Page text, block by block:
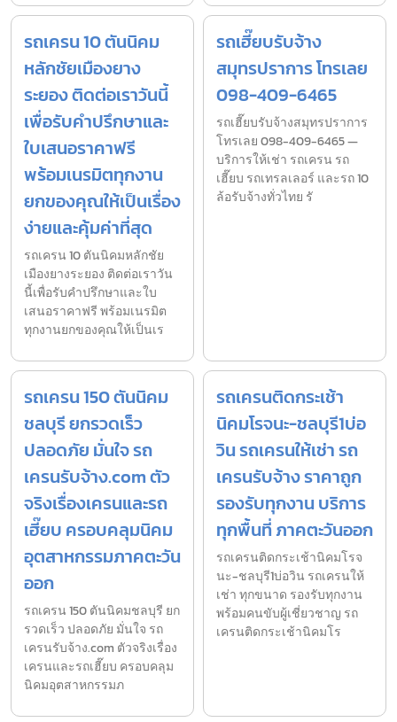
รถเครน 10 ตันนิคม
หลักชัยเมืองยาง
ระยอง ติดต่อเราวันนี้
เพื่อรับคำปรึกษาและ
ใบเสนอราคาฟรี
พร้อมเนรมิตทุกงาน
ยกของคุณให้เป็นเรื่อง
ง่ายและคุ้มค่าที่สุด
รถเครน 10 ตันนิคมหลักชัย
เมืองยางระยอง ติดต่อเราวัน
นี้เพื่อรับคำปรึกษาและใบ
เสนอราคาฟรี พร้อมเนรมิต
ทุกงานยกของคุณให้เป็นเร
รถเฮี๊ยบรับจ้าง
สมุทรปราการ โทรเลย
098-409-6465
รถเฮี๊ยบรับจ้างสมุทรปราการ
โทรเลย 098-409-6465 —
บริการให้เช่า รถเครน รถ
เฮี๊ยบ รถเทรลเลอร์ และรถ 10
ล้อรับจ้างทั่วไทย รั
รถเครน 150 ตันนิคม
ชลบุรี ยกรวดเร็ว
ปลอดภัย มั่นใจ รถ
เครนรับจ้าง.com ตัว
จริงเรื่องเครนและรถ
เฮี๊ยบ ครอบคลุมนิคม
อุตสาหกรรมภาคตะวัน
ออก
รถเครน 150 ตันนิคมชลบุรี ยก
รวดเร็ว ปลอดภัย มั่นใจ รถ
เครนรับจ้าง.com ตัวจริงเรื่อง
เครนและรถเฮี๊ยบ ครอบคลุม
นิคมอุตสาหกรรมภ
รถเครนติดกระเช้า
นิคมโรจนะ-ชลบุรี1บ่อ
วิน รถเครนให้เช่า รถ
เครนรับจ้าง ราคาถูก
รองรับทุกงาน บริการ
ทุกพื้นที่ ภาคตะวันออก
รถเครนติดกระเช้านิคมโรจ
นะ-ชลบุรี1บ่อวิน รถเครนให้
เช่า ทุกขนาด รองรับทุกงาน
พร้อมคนขับผู้เชี่ยวชาญ รถ
เครนติดกระเช้านิคมโร